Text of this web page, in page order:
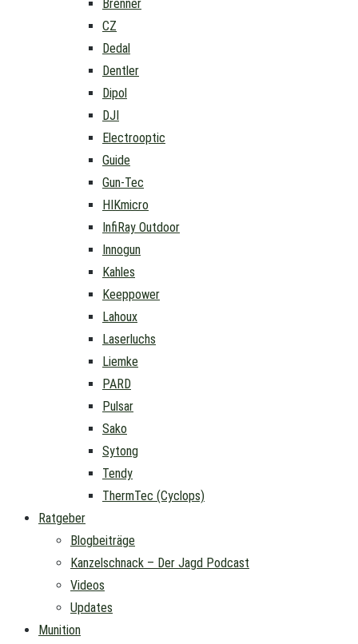
Brenner
CZ
Dedal
Dentler
Dipol
DJI
Electrooptic
Guide
Gun-Tec
HIKmicro
InfiRay Outdoor
Innogun
Kahles
Keeppower
Lahoux
Laserluchs
Liemke
PARD
Pulsar
Sako
Sytong
Tendy
ThermTec (Cyclops)
Ratgeber
Blogbeiträge
Kanzelschnack – Der Jagd Podcast
Videos
Updates
Munition